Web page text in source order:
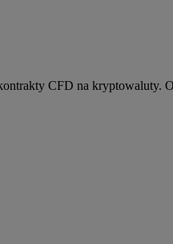
CFD na kryptowaluty.